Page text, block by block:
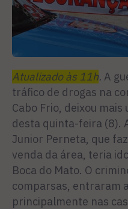
Atualizado às 11h. A
tráfico de drogas na
Cabo Frio, deixou
desta quinta-feira (8).
Junior Perneta, que
venda da área, teria
Boca do Mato. O
comparsas, entraram
principalmente nas